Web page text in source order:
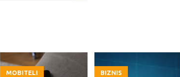
MOBITELI BIZNIS